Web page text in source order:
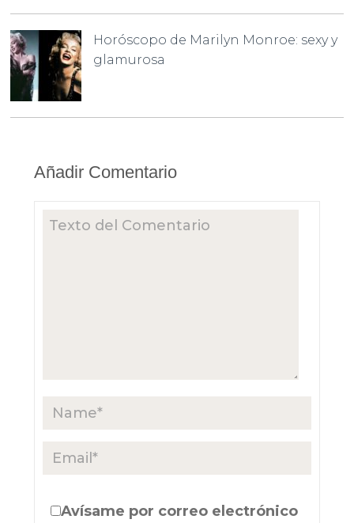
Horóscopo de Marilyn Monroe: sexy y
glamurosa
Añadir Comentario
Avísame por correo electrónico